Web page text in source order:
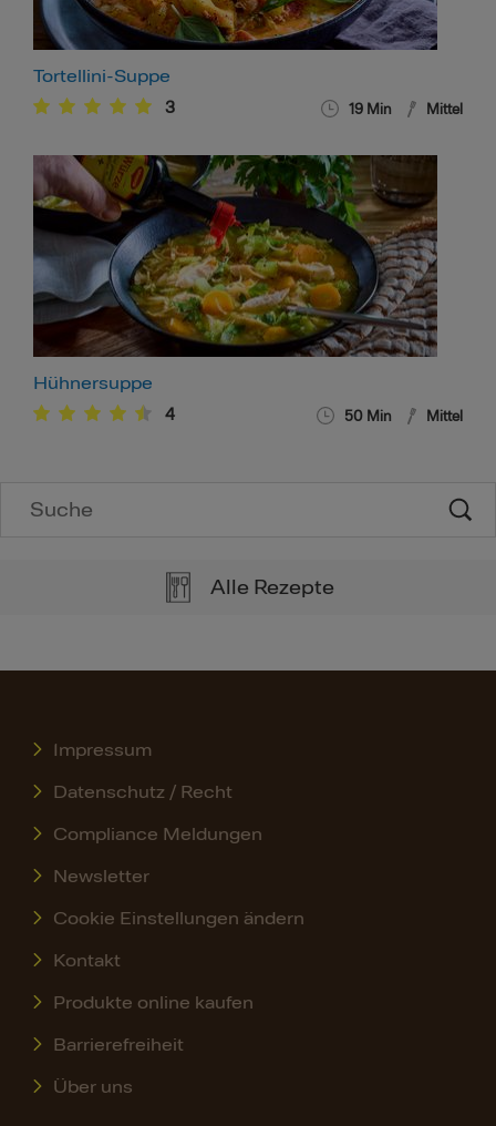
Tortellini-Suppe
3 19 Min Mittel
Hühnersuppe
4 50 Min Mittel
Alle Rezepte
Impressum
Datenschutz / Recht
Compliance Meldungen
Newsletter
Cookie Einstellungen ändern
Kontakt
Produkte online kaufen
Barrierefreiheit
Über uns